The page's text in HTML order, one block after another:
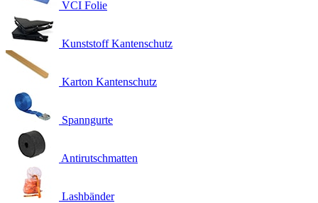
VCI Folie
Kunststoff Kantenschutz
Karton Kantenschutz
Spanngurte
Antirutschmatten
Lashbänder